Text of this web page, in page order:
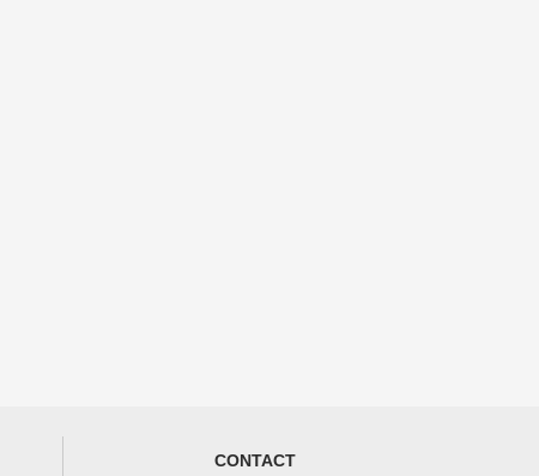
CONTACT